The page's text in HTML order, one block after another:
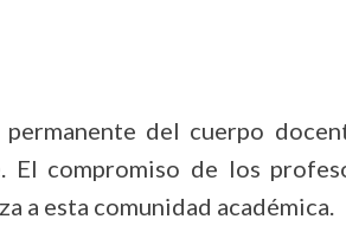
del cuerpo
El compromiso de los
a esta comunidad académica.